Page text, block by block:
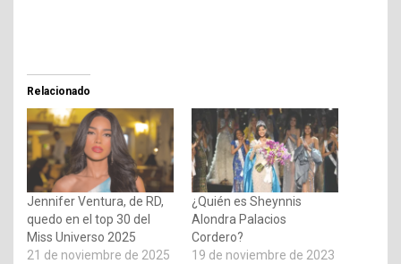
Relacionado
Jennifer Ventura, de RD,
quedo en el top 30 del
Miss Universo 2025
21 de noviembre de 2025
¿Quién es Sheynnis
Alondra Palacios
Cordero?
19 de noviembre de 2023